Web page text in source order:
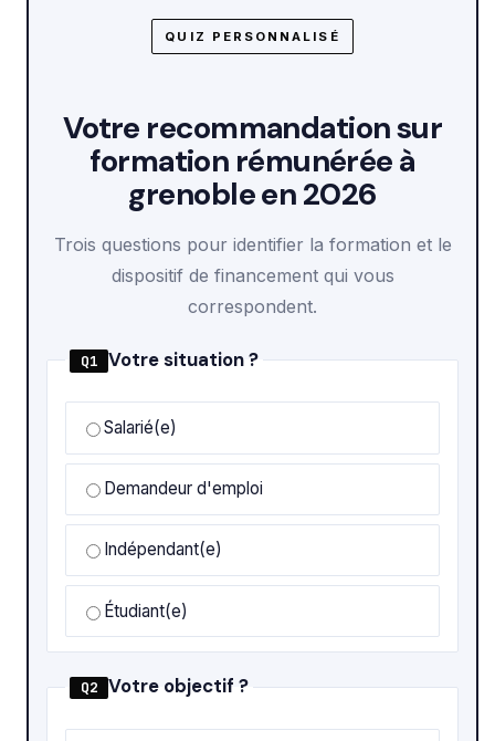
QUIZ PERSONNALISÉ
Votre recommandation sur
formation rémunérée à
grenoble en 2026
Trois questions pour identifier la formation et le
dispositif de financement qui vous
correspondent.
Q1 Votre situation ?
Salarié(e)
Demandeur d'emploi
Indépendant(e)
Étudiant(e)
Q2 Votre objectif ?